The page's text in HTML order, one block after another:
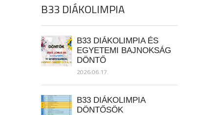
B33 DIÁKOLIMPIA
B33 DIÁKOLIMPIA ÉS
EGYETEMI BAJNOKSÁG
DÖNTŐ
2026.06.17.
B33 DIÁKOLIMPIA
DÖNTŐSÖK